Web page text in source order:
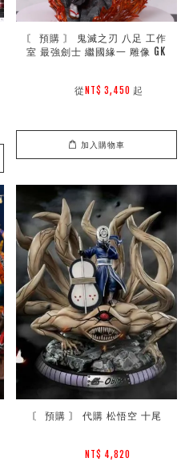
〘 預購 〙 鬼滅之刃 八足 工作
室 最強劍士 繼國緣一 雕像 GK
        從
NT$ 3,450 起
加入購物車
〘 預購 〙 代購 松悟空 十尾
NT$ 4,820